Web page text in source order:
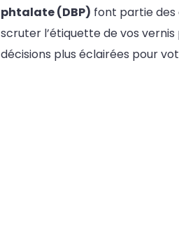
phtalate (DBP) font partie des
scruter l’étiquette de vos
décisions plus éclairées pour